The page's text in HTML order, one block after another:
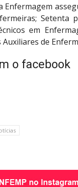
Enfermagem
Setenta
em
de
o facebook